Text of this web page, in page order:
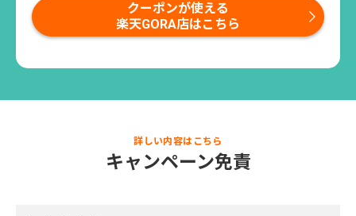
クーポンが使える
楽天GORA店はこちら
詳しい内容はこちら
キャンペーン免責